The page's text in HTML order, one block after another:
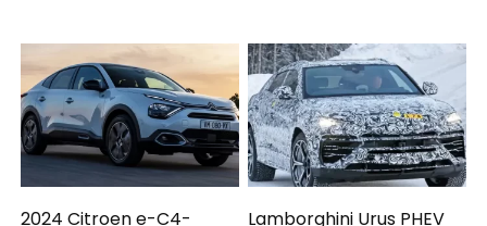
2024 Citroen e-C4-
Lamborghini Urus PHEV